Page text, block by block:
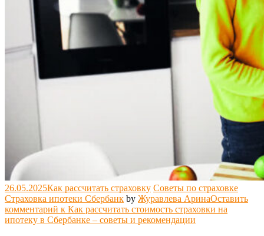
26.05.2025Как рассчитать страховку Советы по страховке
Страховка ипотеки Сбербанк by Журавлева АринаОставить
комментарий к Как рассчитать стоимость страховки на
ипотеку в Сбербанке – советы и рекомендации